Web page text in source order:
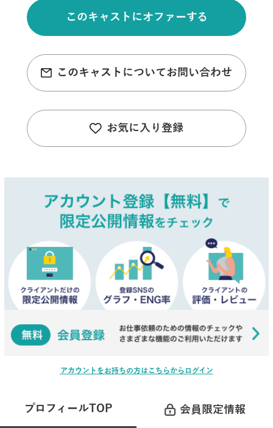
このキャストにオファーする
このキャストについてお問い合わせ
お気に入り登録
アカウントをお持ちの方はこちらからログイン
プロフィールTOP 会員限定情報